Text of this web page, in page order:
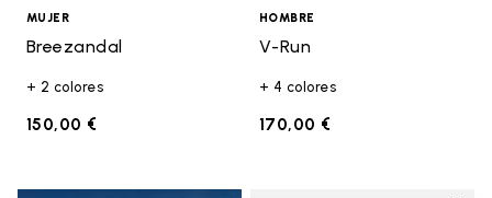
MUJER
Breezandal
+ 2 colores
150,00 €
HOMBRE
V-Run
+ 4 colores
170,00 €